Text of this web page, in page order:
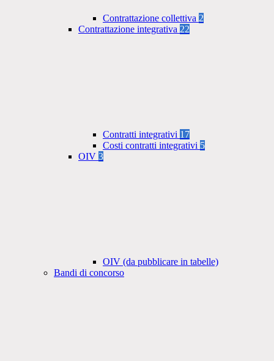
Contrattazione collettiva 2
Contrattazione integrativa 22
Contratti integrativi 17
Costi contratti integrativi 5
OIV 3
OIV (da pubblicare in tabelle)
Bandi di concorso